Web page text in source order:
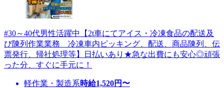
#30～40代男性活躍中【2t車にてアイス・冷凍食品の配送及
び陳列作業業務 冷凍車内ピッキング、配送、商品陳列、伝
票発行、帰社処理等】日払いあり★急な出費にも安心◎頑張
った分、すぐに手元に！
軽作業・製造系時給1,520円〜